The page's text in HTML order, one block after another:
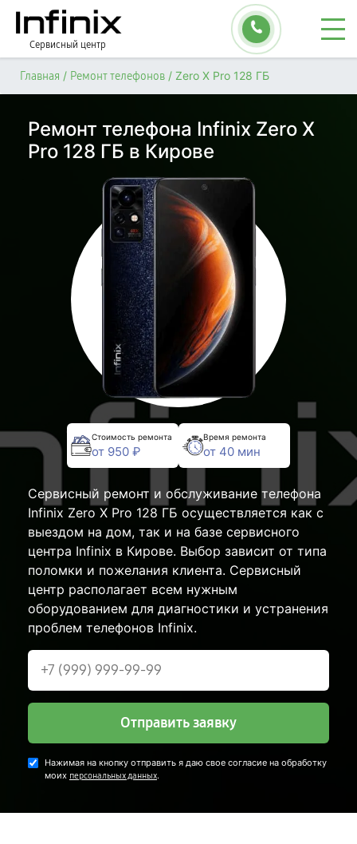
Сервисный центр
Главная / Ремонт телефонов / Zero X Pro 128 ГБ
Ремонт телефона Infinix Zero X
Pro 128 ГБ в Кирове
Стоимость ремонта
от 950 ₽
Время ремонта
от 40 мин
Сервисный ремонт и обслуживание телефона
Infinix Zero X Pro 128 ГБ осуществляется как с
выездом на дом, так и на базе сервисного
центра Infinix в Кирове. Выбор зависит от типа
поломки и пожелания клиента. Сервисный
центр располагает всем нужным
оборудованием для диагностики и устранения
проблем телефонов Infinix.
Отправить заявку
Нажимая на кнопку отправить я даю свое согласие на обработку
моих персональных данных.